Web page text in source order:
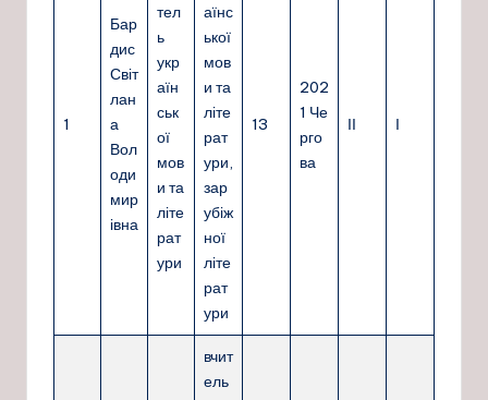
1
Бар
дис
Світ
лан
а
Вол
оди
мир
івна
тел
ь
укр
аїн
ськ
ої
мов
и та
літе
рат
ури
аїнс
ької
мов
и та
літе
рат
ури,
зар
убіж
ної
літе
рат
ури
13
202
1 Че
рго
ва
ІІ І
вчит
ель